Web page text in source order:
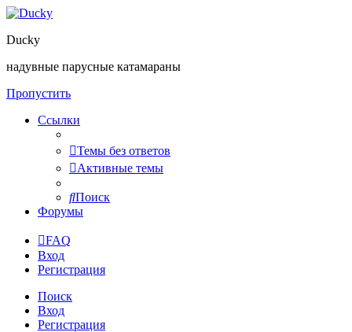
Ducky
надувные парусные катамараны
Пропустить
Ссылки
Темы без ответов
Активные темы
Поиск
Форумы
FAQ
Вход
Регистрация
Поиск
Вход
Регистрация